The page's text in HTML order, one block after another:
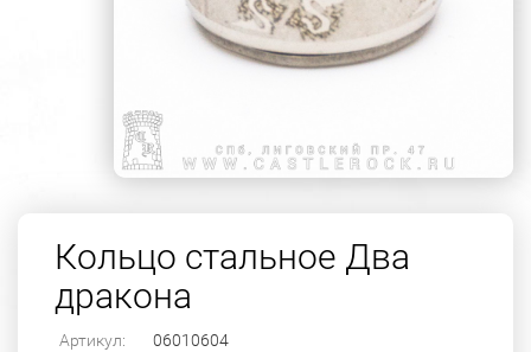
Кольцо стальное Два
дракона
Артикул: 06010604